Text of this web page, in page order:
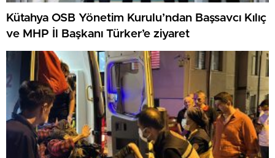
Kütahya OSB Yönetim Kurulu’ndan Başsavcı Kılıç
ve MHP İl Başkanı Türker’e ziyaret